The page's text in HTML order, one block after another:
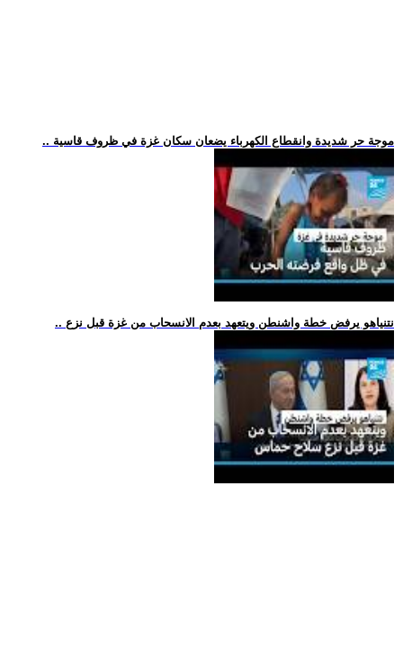
.. موجة حر شديدة وانقطاع الكهرباء يضعان سكان غزة في ظروف قاسية
.. نتنياهو يرفض خطة واشنطن ويتعهد بعدم الانسحاب من غزة قبل نزع